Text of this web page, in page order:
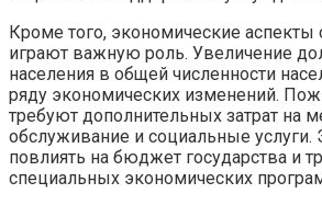
Кроме того, экономические аспекты
играют важную роль. Увеличение
населения в общей численности
ряду экономических изменений.
требуют дополнительных затрат на
обслуживание и социальные услуги.
повлиять на бюджет государства и
специальных экономических